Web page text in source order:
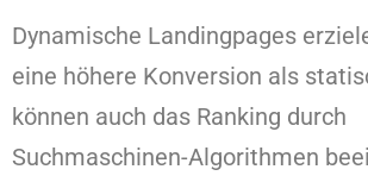
Dynamische Landingpages
eine höhere Konversion als
können auch das Ranking durch
Suchmaschinen-Algorithmen